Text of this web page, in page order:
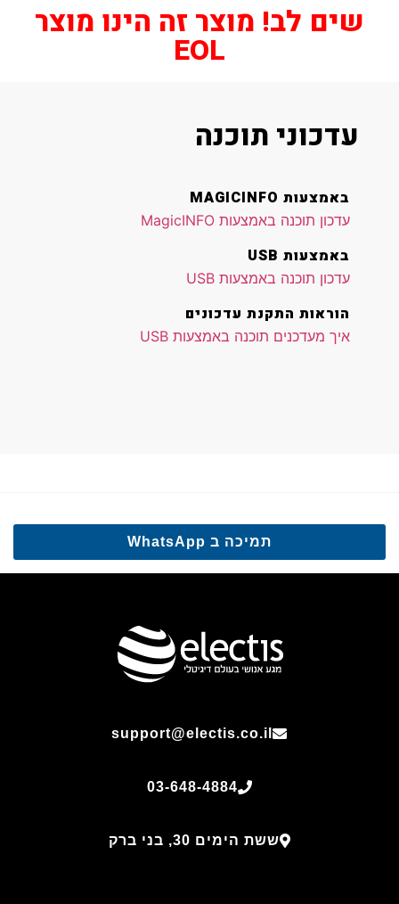
שים לב! מוצר זה הינו מוצר
EOL
עדכוני תוכנה
באמצעות MAGICINFO
עדכון תוכנה באמצעות MagicINFO
באמצעות USB
עדכון תוכנה באמצעות USB
הוראות התקנת עדכונים
איך מעדכנים תוכנה באמצעות USB
תמיכה ב WhatsApp
support@electis.co.il
03-648-4884
ששת הימים 30, בני ברק